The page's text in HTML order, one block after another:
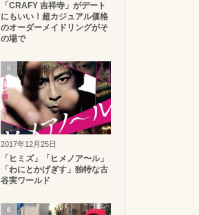
「CRAFY 吉祥寺」がデート
にもいい！超カジュアル価格
のオーダーメイドリングがそ
の場で
2017年12月25日
「ヒミズ」「ヒメノア〜ル」
「わにとかげぎす」独特な古
谷実ワールド
5
6